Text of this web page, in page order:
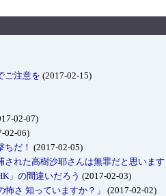
ご注意を (2017-02-15)
02-07)
02-06)
だ！ (2017-02-05)
れた高樹沙耶さんは無罪だと思います
」の間違いだろう (2017-02-03)
さ 知っていますか？」
(2017-02-02)